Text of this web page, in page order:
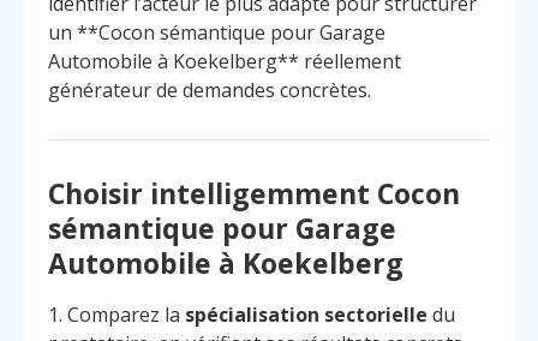
un **Cocon sémantique pour Garage
Automobile à Koekelberg** réellement
générateur de demandes concrètes.
Choisir intelligemment Cocon
sémantique pour Garage
Automobile à Koekelberg
1. Comparez la spécialisation sectorielle du